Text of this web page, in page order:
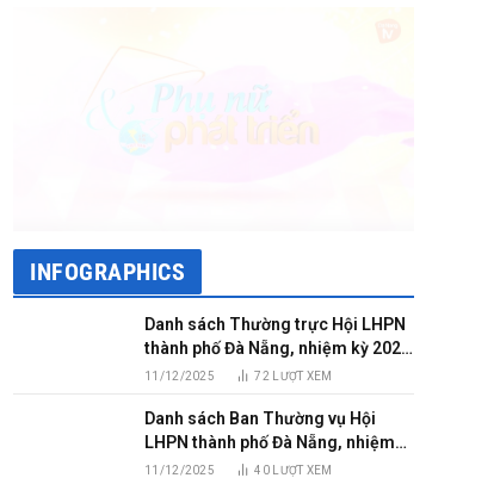
INFOGRAPHICS
Danh sách Thường trực Hội LHPN
thành phố Đà Nẵng, nhiệm kỳ 2025
– 2030
11/12/2025 72 LƯỢT XEM
Danh sách Ban Thường vụ Hội
LHPN thành phố Đà Nẵng, nhiệm
kỳ 2025 – 2030
11/12/2025 40 LƯỢT XEM